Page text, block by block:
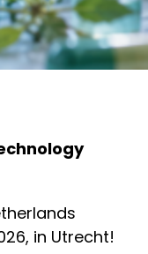
in Utrecht!